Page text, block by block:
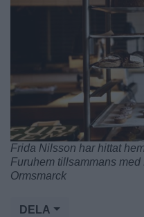
Frida Nilsson har hittat
Furuhem tillsammans
Ormsmarck
DELA